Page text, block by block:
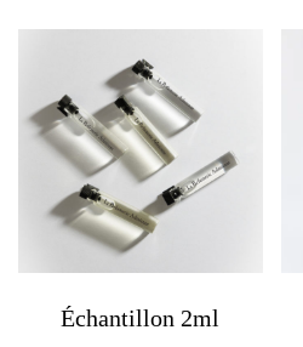
Échantillon 2ml